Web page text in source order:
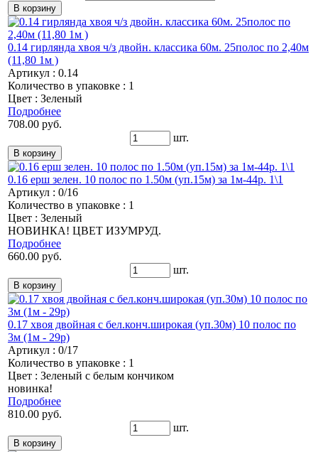
0.14 гирлянда хвоя ч/з двойн. классика 60м. 25полос по 2,40м
(11,80 1м )
Артикул : 0.14
Количество в упаковке : 1
Цвет : Зеленый
Подробнее
708.00 руб.
шт.
0.16 ерш зелен. 10 полос по 1.50м (уп.15м) за 1м-44р. 1\1
Артикул : 0/16
Количество в упаковке : 1
Цвет : Зеленый
НОВИНКА! ЦВЕТ ИЗУМРУД.
Подробнее
660.00 руб.
шт.
0.17 хвоя двойная с бел.конч.широкая (уп.30м) 10 полос по
3м (1м - 29р)
Артикул : 0/17
Количество в упаковке : 1
Цвет : Зеленый с белым кончиком
новинка!
Подробнее
810.00 руб.
шт.